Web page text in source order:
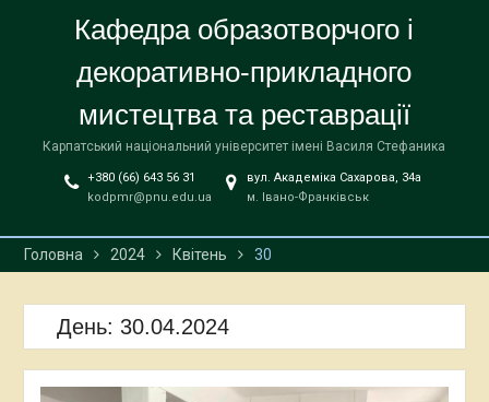
реставрація
Кафедра образотворчого і
декоративно-прикладного
мистецтва та реставрації
Карпатський національний університет імені Василя Стефаника
+380 (66) 643 56 31
kodpmr@pnu.edu.ua
вул. Академіка Сахарова, 34а
м. Івано-Франківськ
Головна 2024 Квітень 30
День: 30.04.2024